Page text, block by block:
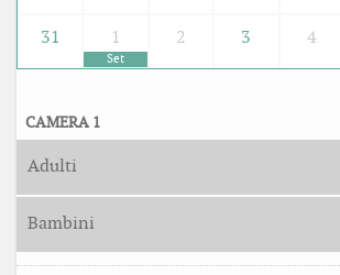
31 1
Set
2 3 4
CAMERA 1
Adulti
Bambini